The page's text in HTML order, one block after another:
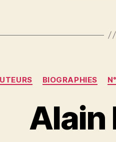
BIOGRAPHIES
Alain